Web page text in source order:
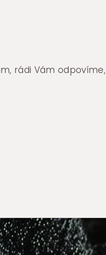
rádi Vám odpovíme,